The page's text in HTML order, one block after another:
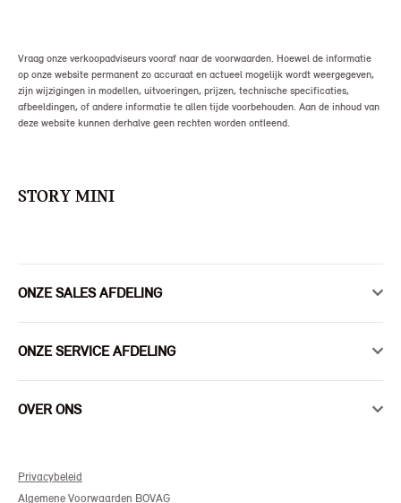
Vraag onze verkoopadviseurs vooraf naar de voorwaarden. Hoewel de informatie
op onze website permanent zo accuraat en actueel mogelijk wordt weergegeven,
zijn wijzigingen in modellen, uitvoeringen, prijzen, technische specificaties,
afbeeldingen, of andere informatie te allen tijde voorbehouden. Aan de inhoud van
deze website kunnen derhalve geen rechten worden ontleend.
STORY MINI
ONZE SALES AFDELING
ONZE SERVICE AFDELING
OVER ONS
Privacybeleid
Algemene Voorwaarden BOVAG